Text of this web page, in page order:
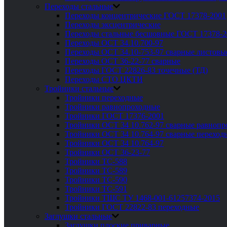
Переходы стальные
Переходы концентрические ГОСТ 17378-2001
Переходы эксцентрические
Переходы стальные бесшовные ГОСТ 17378-
Переходы ОСТ 34.10.700-97
Переходы ОСТ 34.10-753-97 сварные
Переходы ОСТ 36-22-77 сварные
Переходы ГОСТ 22826-83 точечные (ТД)
Переходы СТО ЦКТИ
Тройники стальные
Тройники переходные
Тройники равнопроходные
Тройники ГОСТ 17376-2001
Тройники ОСТ 34 10.762-97 сварные
Тройники ОСТ 34 10.764-97 сварные
Тройники ОСТ 34 10.764-97
Тройники ОСТ 36-23-77
Тройники ТС-588
Тройники ТС-589
Тройники ТС-590
Тройники ТС-591
Тройники ТШС ТУ 1468-001-61257374-2015
Тройники ГОСТ 22822-83 переходные
Заглушки стальные
Заглушки плоские приварные